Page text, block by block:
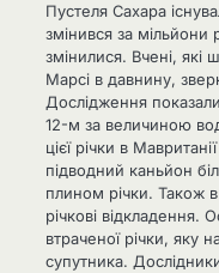
Пустеля Сахара
змінився за мільйони
змінилися. Вчені, які
Марсі в давнину,
Дослідження
12-м за величиною
цієї річки в
підводний каньйон
плином річки. Також
річкові відкладення.
втраченої річки, яку
супутника.